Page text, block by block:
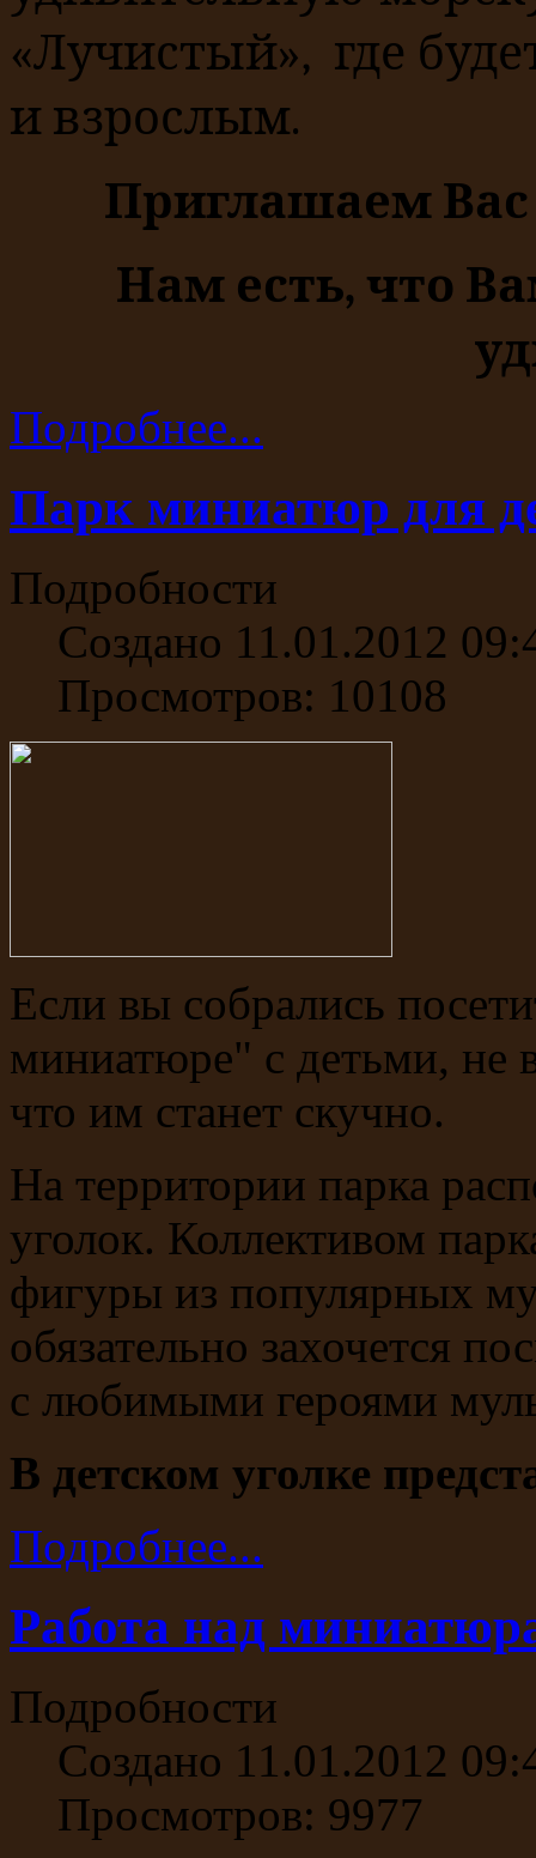
«Лучистый», где
и взрослым.
Приглашаем Вас
Нам есть, что
Подробнее...
Парк миниатюр для
Подробности
Создано 11.01.2012
Просмотров: 10108
Если вы собрались
миниатюре" с детьми, не
что им станет скучно.
На территории парка
уголок. Коллективом
фигуры из популярных
обязательно захочется
с любимыми героями
В детском уголке
Подробнее...
Работа над
Подробности
Создано 11.01.2012
Просмотров: 9977